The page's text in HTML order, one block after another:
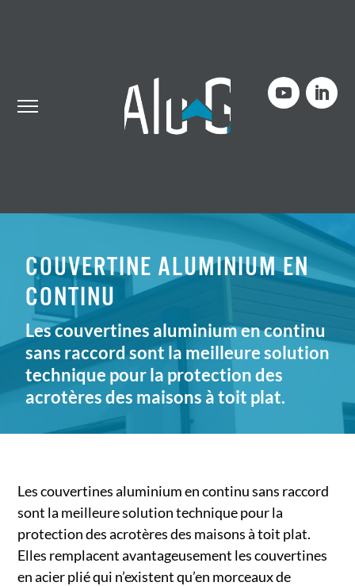
COUVERTINE ALUMINIUM EN
CONTINU
Les couvertines aluminium en continu
sans raccord sont la meilleure solution
technique pour la protection des
acrotères des maisons à toit plat.
Les couvertines aluminium en continu sans raccord
sont la meilleure solution technique pour la
protection des acrotères des maisons à toit plat.
Elles remplacent avantageusement les couvertines
en acier plié qui n’existent qu’en morceaux de